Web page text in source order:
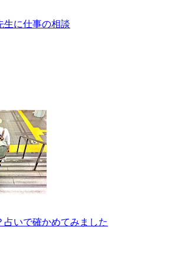
に仕事の相談
いで確かめてみました